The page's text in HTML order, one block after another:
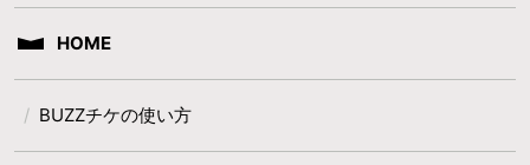
HOME
BUZZチケの使い方